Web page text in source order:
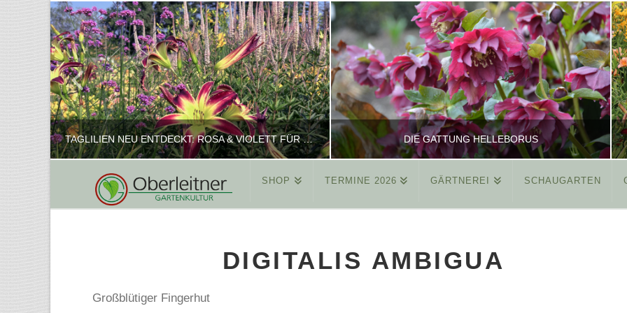
TAGLILIEN NEU ENTDECKT: ROSA & VIOLETT FÜR ROMANTISCHE PFLANZKOMBINATIONEN
REINHARD
FEBRUAR 16, 2025
DIE GATTUNG HELLEBORUS
REINHARD
MÄRZ 26, 2015
SHOP TERMINE 2026 GÄRTNEREI SCHAUGARTEN
DIGITALIS AMBIGUA
Großblütiger Fingerhut